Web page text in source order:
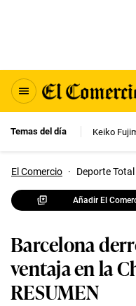
Temas del día Keiko
El Comercio · Deporte Total
Añadir El
Barcelona
ventaja en la
RESUMEN